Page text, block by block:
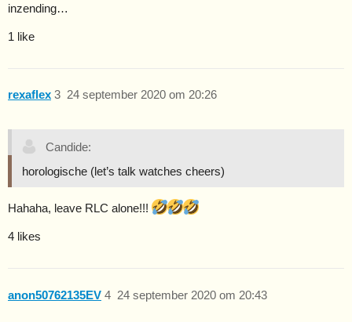
inzending…
1 like
rexaflex 24 september 2020 om 20:26
3
Candide:
horologische (let’s talk watches cheers)
Hahaha, leave RLC alone!!!
4 likes
anon50762135EV 24 september 2020 om 20:43
4